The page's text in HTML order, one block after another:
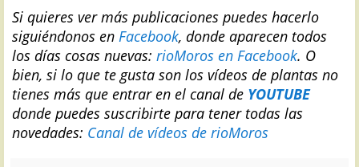
Si quieres ver más publicaciones puedes hacerlo
siguiéndonos en Facebook, donde aparecen todos
los días cosas nuevas: rioMoros en Facebook. O
bien, si lo que te gusta son los vídeos de plantas no
tienes más que entrar en el canal de YOUTUBE
donde puedes suscribirte para tener todas las
novedades: Canal de vídeos de rioMoros